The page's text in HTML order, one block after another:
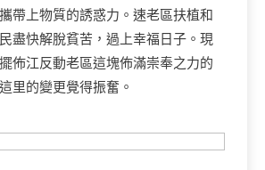
帶上物質的誘惑力。速老區扶植和
盡快解脫貧苦，過上幸福日子。現
佈江反動老區這塊佈滿崇奉之力的
里的變更覺得振奮。